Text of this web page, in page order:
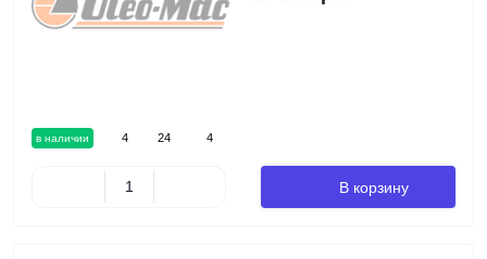
в наличии 4 24 4
В корзину